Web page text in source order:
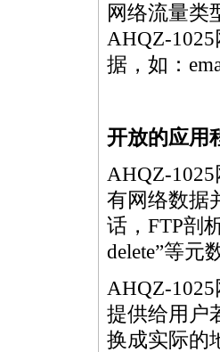
网络流量类
AHQZ-
据，如：
开放的应用
AHQZ-
有网络数据
话，FTP剖
delete”等元
AHQZ-
提供给用户
换成实际的